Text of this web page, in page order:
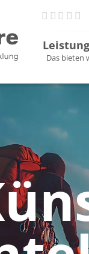
Das bieten